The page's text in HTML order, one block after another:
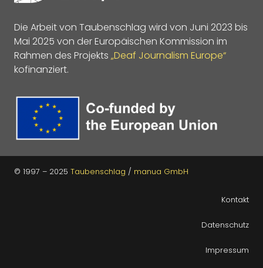
Die Arbeit von Taubenschlag wird von Juni 2023 bis
Mai 2025 von der Europäischen Kommission im
Rahmen des Projekts „Deaf Journalism Europe“
kofinanziert.
© 1997 – 2025 Taubenschlag / manua GmbH
Kontakt
Datenschutz
Impressum